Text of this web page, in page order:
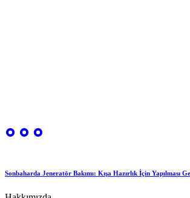
Sonbaharda Jeneratör Bakımı: Kışa Hazırlık İçin Yapılması